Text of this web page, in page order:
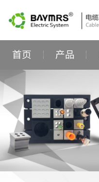
首页 产品